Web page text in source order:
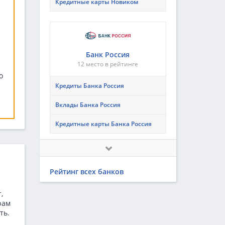
Кредитные карты Новиком
Банк Россия
12 место в рейтинге
Кредиты Банка Россия
Вклады Банка Россия
Кредитные карты Банка Россия
Ак Барс Банк
Рейтинг всех банков